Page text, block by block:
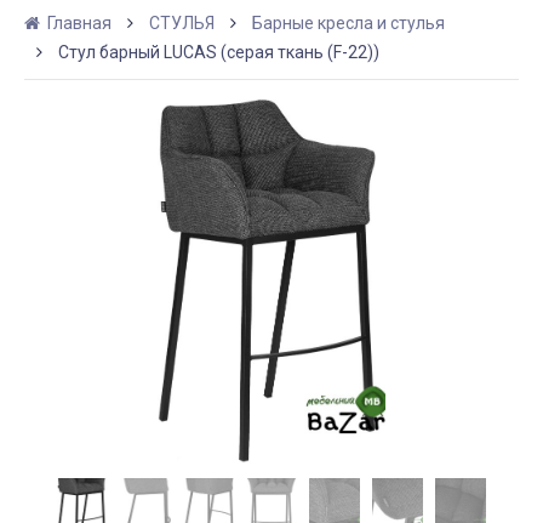
Главная СТУЛЬЯ
Барные кресла и стулья
Стул барный LUCAS (серая ткань (F-22))